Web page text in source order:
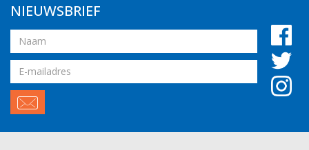
NIEUWSBRIEF
Naam
Email
adres